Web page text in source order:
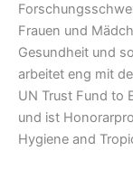
Frauen und
Gesundheit und
arbeitet eng mit
UN Trust Fund to
und ist
Hygiene and